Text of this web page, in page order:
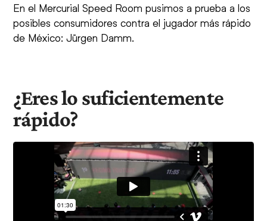
En el Mercurial Speed Room pusimos a prueba a los
posibles consumidores contra el jugador más rápido
de México: Jürgen Damm.
¿Eres lo suficientemente
rápido?